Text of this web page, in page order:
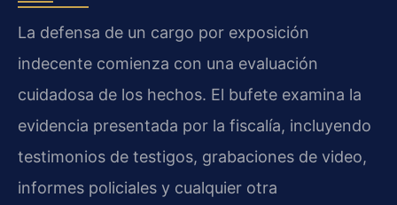
La defensa de un cargo por exposición
indecente comienza con una evaluación
cuidadosa de los hechos. El bufete examina la
evidencia presentada por la fiscalía, incluyendo
testimonios de testigos, grabaciones de video,
informes policiales y cualquier otra